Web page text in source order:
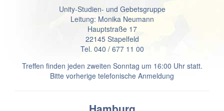
Unity-Studien- und Gebetsgruppe
Leitung: Monika Neumann
Hauptstraße 17
22145 Stapelfeld
Tel. 040 / 677 11 00
Treffen finden jeden zweiten Sonntag um 16:00 Uhr statt.
Bitte vorherige telefonische Anmeldung